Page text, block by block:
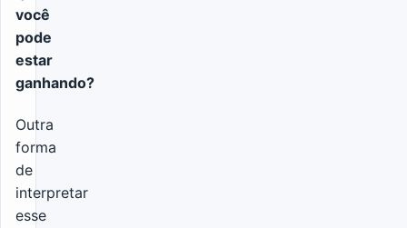
você
pode
estar
ganhando?
Outra
forma
de
interpretar
esse